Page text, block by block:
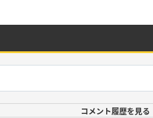
コメント履歴を見る